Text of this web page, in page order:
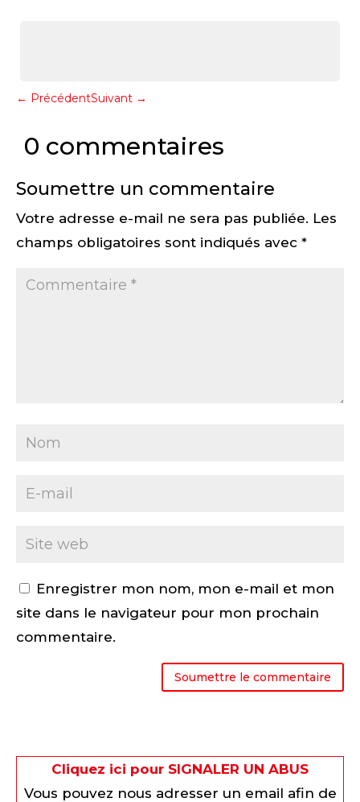
← PrécédentSuivant →
0 commentaires
Soumettre un commentaire
Votre adresse e-mail ne sera pas publiée. Les
champs obligatoires sont indiqués avec *
Enregistrer mon nom, mon e-mail et mon
site dans le navigateur pour mon prochain
commentaire.
Soumettre le commentaire
Cliquez ici pour SIGNALER UN ABUS
Vous pouvez nous adresser un email afin de